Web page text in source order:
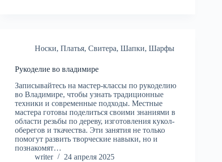
Носки, Платья, Свитера, Шапки, Шарфы
Рукоделие во владимире
Записывайтесь на мастер-классы по рукоделию
во Владимире, чтобы узнать традиционные
техники и современные подходы. Местные
мастера готовы поделиться своими знаниями в
области резьбы по дереву, изготовления кукол-
оберегов и ткачества. Эти занятия не только
помогут развить творческие навыки, но и
познакомят…
writer
24 апреля 2025